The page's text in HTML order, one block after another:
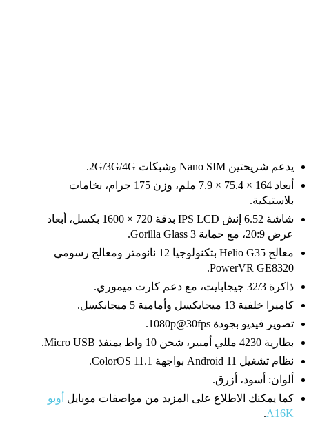
يدعم شريحتين Nano SIM وشبكات 2G/3G/4G.
أبعاد 164 × 75.4 × 7.9 ملم، وزن 175 جرام، بخامات
بلاستيكية.
شاشة 6.52 إنش IPS LCD بدقة 720 × 1600 بكسل، أبعاد
عرض 20:9، مع حماية Gorilla Glass 3.
معالج Helio G35 بتكنولوجيا 12 نانومتر ومعالج رسومي
PowerVR GE8320.
ذاكرة 32/3 جيجابايت، مع دعم كارت ميموري.
كاميرا خلفية 13 ميجابكسل وأمامية 5 ميجابكسل.
تصوير فيديو بجودة 1080p@30fps.
بطارية 4230 مللي أمبير، شحن 10 واط بمنفذ Micro USB.
نظام تشغيل Android 11 بواجهة ColorOS 11.1.
ألوان: أسود، أزرق.
كما يمكنك الاطلاع على المزيد من مواصفات موبايل أوبو
A16K
.